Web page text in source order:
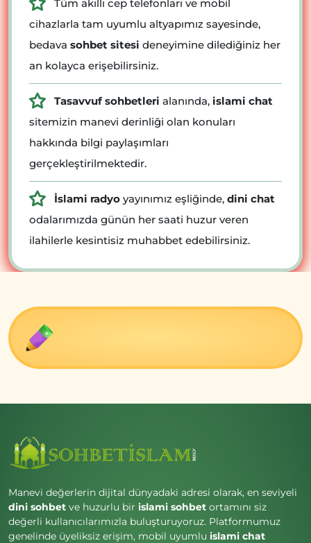
Tüm akıllı cep telefonları ve mobil
cihazlarla tam uyumlu altyapımız sayesinde,
bedava sohbet sitesi deneyimine dilediğiniz her
an kolayca erişebilirsiniz.
Tasavvuf sohbetleri alanında, islami chat
sitemizin manevi derinliği olan konuları
hakkında bilgi paylaşımları
gerçekleştirilmektedir.
İslami radyo yayınımız eşliğinde, dini chat
odalarımızda günün her saati huzur veren
ilahilerle kesintisiz muhabbet edebilirsiniz.
Manevi değerlerin dijital dünyadaki adresi olarak, en seviyeli
dini sohbet ve huzurlu bir islami sohbet ortamını siz
değerli kullanıcılarımızla buluşturuyoruz. Platformumuz
genelinde üyeliksiz erişim, mobil uyumlu islami chat